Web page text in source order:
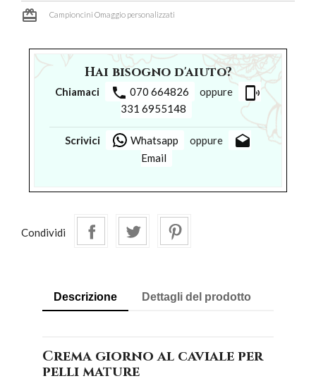
card_giftcard Campioncini Omaggio personalizzati
Hai bisogno d'aiuto?
Chiamaci phone 070 664826 oppure phonelink_ring
331 6955148
Scrivici Whatsapp oppure drafts
Email
Condividi
Descrizione Dettagli del prodotto
Crema giorno al caviale per
pelli mature